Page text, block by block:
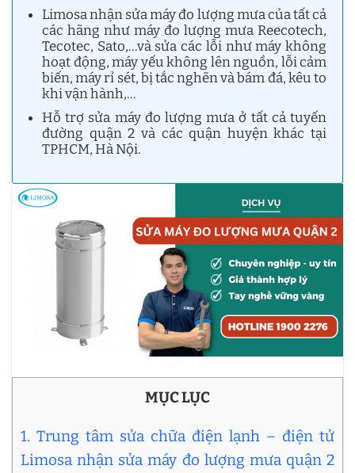
Limosa nhận sửa máy đo lượng mưa của tất cả
các hãng như máy đo lượng mưa Reecotech,
Tecotec, Sato,…và sửa các lỗi như máy không
hoạt động, máy yếu không lên nguồn, lỗi cảm
biến, máy rỉ sét, bị tắc nghẽn và bám đá, kêu to
khi vận hành,…
Hỗ trợ sửa máy đo lượng mưa ở tất cả tuyến
đường quận 2 và các quận huyện khác tại
TPHCM, Hà Nội.
MỤC LỤC
1. Trung tâm sửa chữa điện lạnh – điện tử
Limosa nhận sửa máy đo lượng mưa quận 2